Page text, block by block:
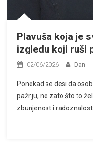
Plavuša koja je
izgledu koji ruši
02/06/2026 Dan
Ponekad se desi da
pažnju, ne zato što to
zbunjenost i